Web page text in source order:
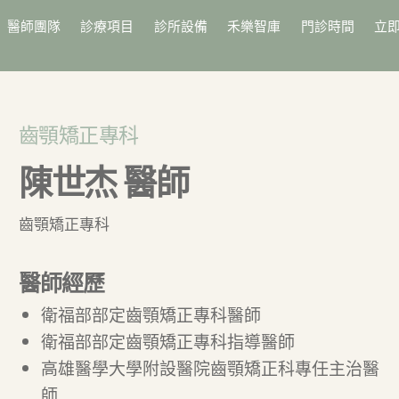
醫師團隊 診療項目 診所設備 禾樂智庫 門診時間 立
齒顎矯正專科
陳世杰 醫師
齒顎矯正專科
醫師經歷
衛福部部定齒顎矯正專科醫師
衛福部部定齒顎矯正專科指導醫師
高雄醫學大學附設醫院齒顎矯正科專任主治醫